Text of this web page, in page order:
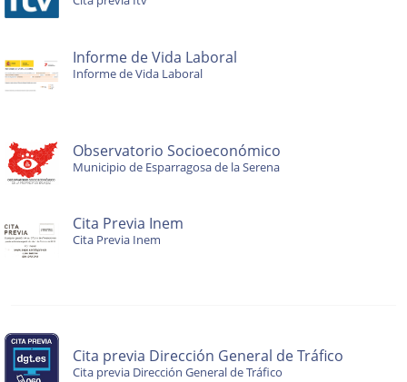
Informe de Vida Laboral
Informe de Vida Laboral
Observatorio Socioeconómico
Municipio de Esparragosa de la Serena
Cita Previa Inem
Cita Previa Inem
Cita previa Dirección General de Tráfico
Cita previa Dirección General de Tráfico